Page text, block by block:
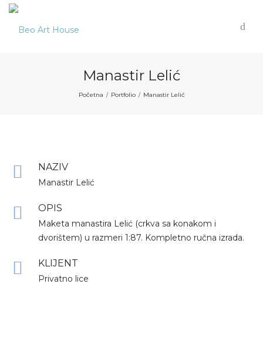
Manastir Lelić
Početna / Portfolio / Manastir Lelić
NAZIV
Manastir Lelić
OPIS
Maketa manastira Lelić (crkva sa konakom i
dvorištem) u razmeri 1:87. Kompletno ručna izrada.
KLIJENT
Privatno lice